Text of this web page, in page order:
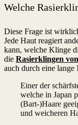
Welche
Diese Frage ist
Jede Haut reagiert
kann, welche Klinge
die Rasierklingen
auch durch eine lange
Einer der
welche in Japan
(Bart-)Haare
und weicheren